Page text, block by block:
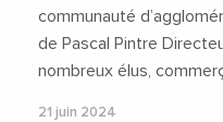
communauté
de Pascal Pintre
nombreux élus,
21 juin 2024